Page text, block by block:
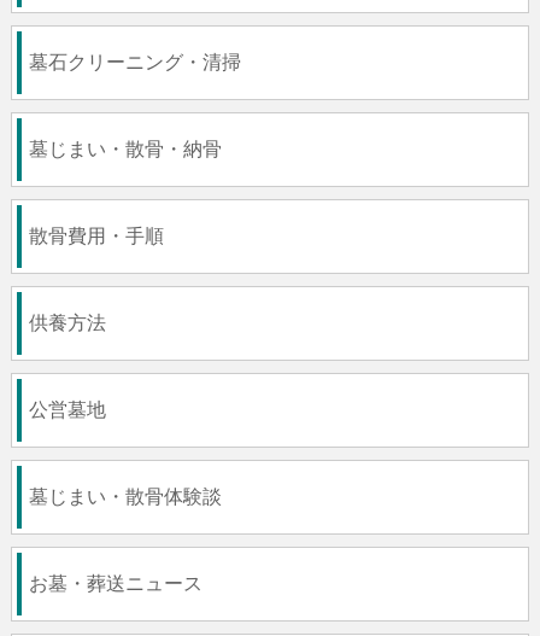
墓石クリーニング・清掃
墓じまい・散骨・納骨
散骨費用・手順
供養方法
公営墓地
墓じまい・散骨体験談
お墓・葬送ニュース